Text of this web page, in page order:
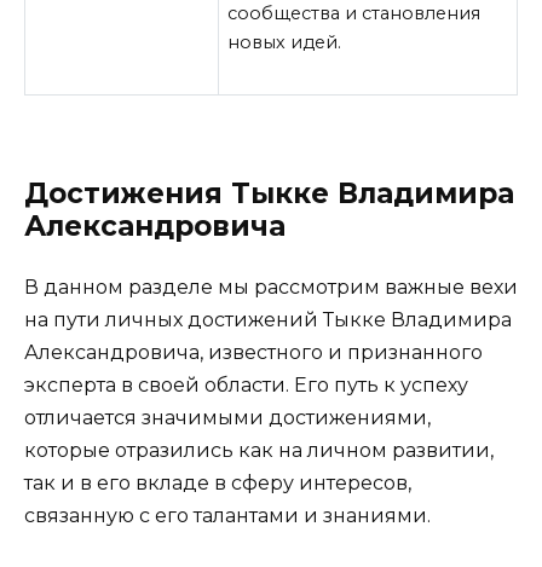
сообщества и становления
новых идей.
Достижения Тыкке Владимира
Александровича
В данном разделе мы рассмотрим важные вехи
на пути личных достижений Тыкке Владимира
Александровича, известного и признанного
эксперта в своей области. Его путь к успеху
отличается значимыми достижениями,
которые отразились как на личном развитии,
так и в его вкладе в сферу интересов,
связанную с его талантами и знаниями.